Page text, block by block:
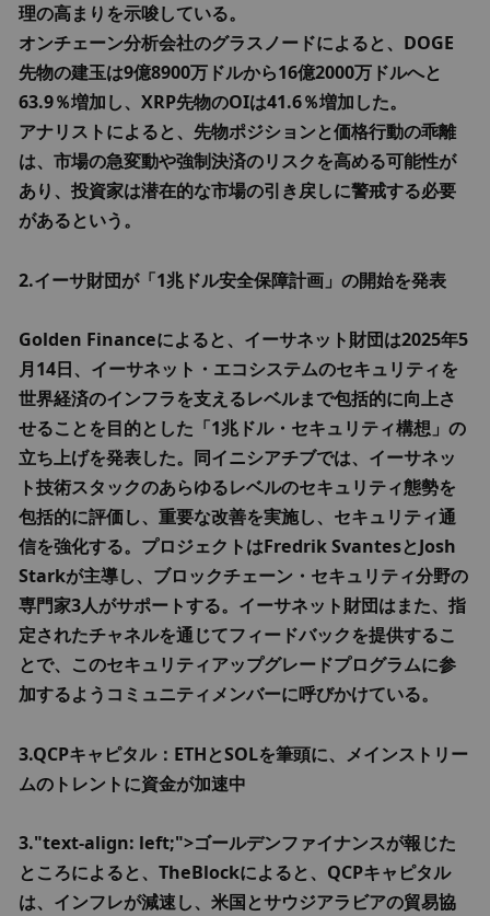
理の高まりを示唆している。
オンチェーン分析会社のグラスノードによると、DOGE
先物の建玉は9億8900万ドルから16億2000万ドルへと
63.9％増加し、XRP先物のOIは41.6％増加した。
アナリストによると、先物ポジションと価格行動の乖離
は、市場の急変動や強制決済のリスクを高める可能性が
あり、投資家は潜在的な市場の引き戻しに警戒する必要
があるという。
2.イーサ財団が「1兆ドル安全保障計画」の開始を発表
Golden Financeによると、イーサネット財団は2025年5
月14日、イーサネット・エコシステムのセキュリティを
世界経済のインフラを支えるレベルまで包括的に向上さ
せることを目的とした「1兆ドル・セキュリティ構想」の
立ち上げを発表した。同イニシアチブでは、イーサネッ
ト技術スタックのあらゆるレベルのセキュリティ態勢を
包括的に評価し、重要な改善を実施し、セキュリティ通
信を強化する。プロジェクトはFredrik SvantesとJosh
Starkが主導し、ブロックチェーン・セキュリティ分野の
専門家3人がサポートする。イーサネット財団はまた、指
定されたチャネルを通じてフィードバックを提供するこ
とで、このセキュリティアップグレードプログラムに参
加するようコミュニティメンバーに呼びかけている。
3.QCPキャピタル：ETHとSOLを筆頭に、メインストリー
ムのトレントに資金が加速中
3."text-align: left;">ゴールデンファイナンスが報じた
ところによると、TheBlockによると、QCPキャピタル
は、インフレが減速し、米国とサウジアラビアの貿易協